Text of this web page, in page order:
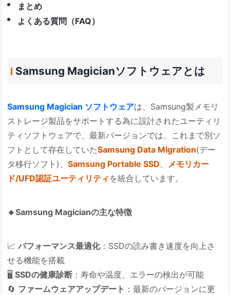
まとめ
よくある質問（FAQ）
Samsung Magicianソフトウェアとは
Samsung Magician ソフトウェアは、Samsung製メモリ
ストレージ製品をサポートする為に設計されたユーティリ
ティソフトウェアで、最新バージョンでは、これまで別ソ
フトとして存在していたSamsung Data Migration(デー
タ移行ソフト)、Samsung Portable SSD、 メモリカー
ド/UFD認証ユーティリティ を統合しています。
🔸Samsung Magicianの主な特徴
📈パフォーマンス最適化：SSDの読み書き速度を向上さ
せる機能を搭載
🖥️SSDの健康診断 ：寿命や温度、エラーの検出が可能
🔄 ファームウェアアップデート ：最新のバージョンに更